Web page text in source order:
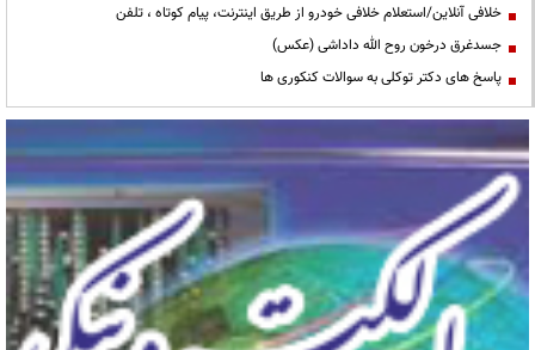
خلافی آنلاین/استعلام خلافی خودرو از طریق اینترنت، پیام کوتاه ، تلفن
جسدغرق درخون روح الله داداشی (عکس)
پاسخ های دکتر توکلی به سوالات کنکوری ها